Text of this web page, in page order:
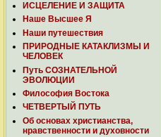
ИСЦЕЛЕНИЕ И ЗАЩИТА
Наше Высшее Я
Наши путешествия
ПРИРОДНЫЕ КАТАКЛИЗМЫ И
ЧЕЛОВЕК
Путь СОЗНАТЕЛЬНОЙ
ЭВОЛЮЦИИ
Философия Востока
ЧЕТВЕРТЫЙ ПУТЬ
Об основах христианства,
нравственности и духовности